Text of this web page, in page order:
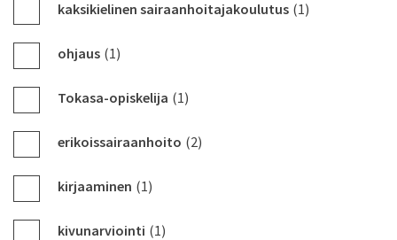
kaksikielinen sairaanhoitajakoulutus (1)
ohjaus (1)
Tokasa-opiskelija (1)
erikoissairaanhoito (2)
kirjaaminen (1)
kivunarviointi (1)